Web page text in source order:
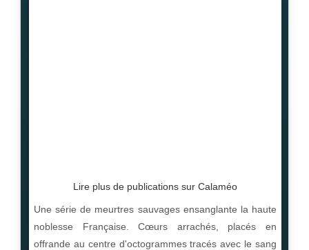
Lire plus de publications sur Calaméo
Une série de meurtres sauvages ensanglante la haute
noblesse Française. Cœurs arrachés, placés en
offrande au centre d'octogrammes tracés avec le sang